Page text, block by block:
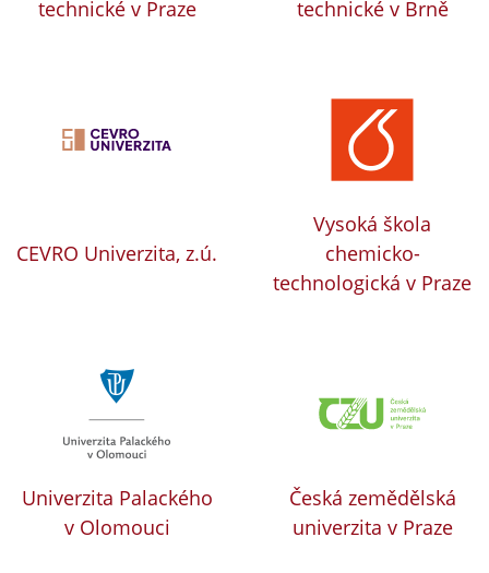
technické v Praze
technické v Brně
CEVRO Univerzita, z.ú.
Vysoká škola
chemicko-
technologická v Praze
Univerzita Palackého
v Olomouci
Česká zemědělská
univerzita v Praze